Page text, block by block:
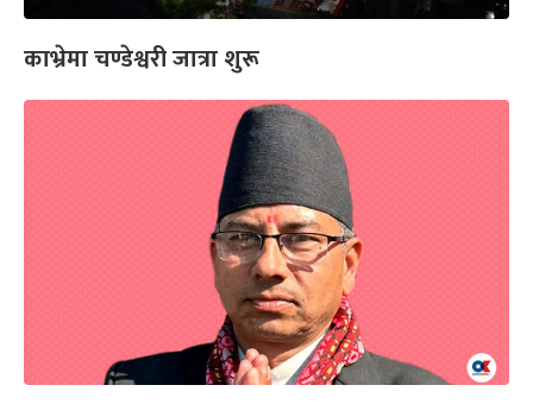
काभ्रेमा चण्डेश्वरी जात्रा शुरू